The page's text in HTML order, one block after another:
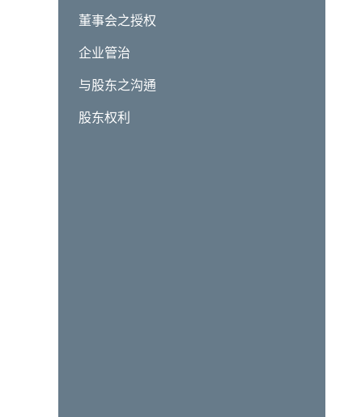
董事会之授权
企业管治
与股东之沟通
股东权利